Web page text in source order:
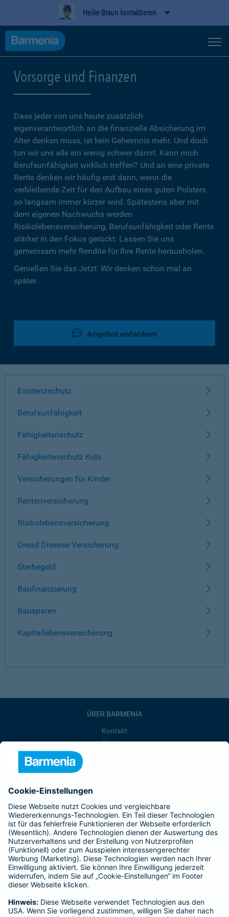
Heike Braun kontaktieren
Vorsorge und Finanzen
Dass jeder von uns heute zusätzlich
eigenverantwortlich an die finanzielle Absicherung im
Alter denken muss, ist kein Geheimnis mehr. Und doch
tun wir uns alle ein wenig schwer damit. Kann mich
Berufsunfähigkeit wirklich treffen? Und an eine private
Rente denken wir häufig erst dann, wenn die
verbleibende Zeit für den Aufbau eines guten Polsters
so langsam immer kürzer wird. Spätestens aber mit
dem eigenen Nachwuchs werden
Risikolebensversicherung, Berufsunfähigkeit oder Rente
stärker in den Fokus gerückt. Lassen Sie uns
gemeinsam mehr Rendite für Ihre Rente herausholen.
Genießen Sie das Jetzt. Wir denken schon mal an
später.
Angebot anfordern
Existenzschutz
Berufsunfähigkeit
Fähigkeitenschutz
Fähigkeitenschutz Kids
Versicherungen für Kinder
Rentenversicherung
Risikolebensversicherung
Dread Disease Versicherung
Sterbegeld
Baufinanzierung
Bausparen
Kapitallebensversicherung
ÜBER BARMENIA
Kontakt
Karriere
Affiliate-Partner werden
Barmenia ist Teil der BarmeniaGothaer
BELIEBTE SEITEN
Kranken-Zusatzversicherung
Tierversicherungen
Haftpflichtversicherung
Hausratversicherung
SERVICE